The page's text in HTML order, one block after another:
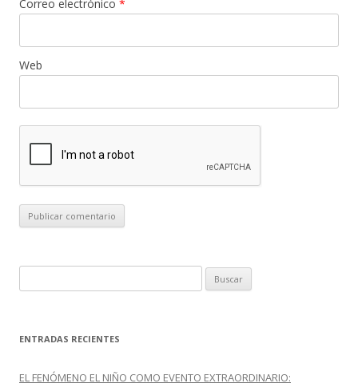
Correo electrónico *
Web
u
c
r
ENTRADAS RECIENTES
EL FENÓMENO EL NIÑO COMO EVENTO EXTRAORDINARIO: